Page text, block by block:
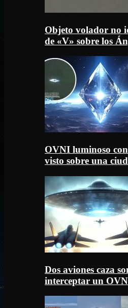
Objeto volador no
de «V» sobre los
OVNI luminoso
visto sobre una
Dos aviones caza
interceptar un